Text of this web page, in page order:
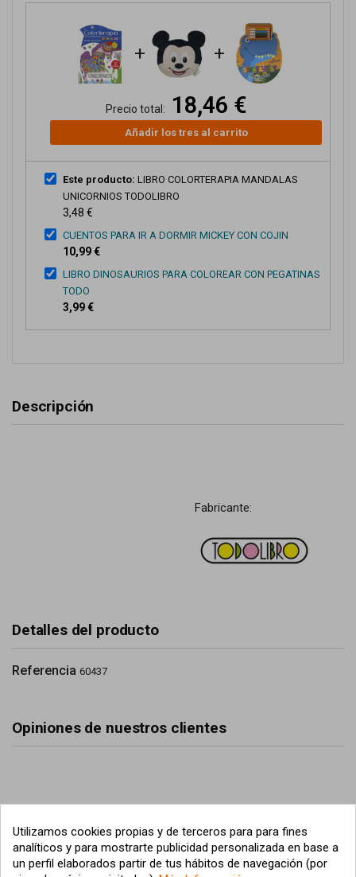
+ +
Precio total: 18,46 €
Añadir los tres al carrito
Este producto: LIBRO COLORTERAPIA MANDALAS
UNICORNIOS TODOLIBRO
3,48 €
CUENTOS PARA IR A DORMIR MICKEY CON COJIN
10,99 €
LIBRO DINOSAURIOS PARA COLOREAR CON PEGATINAS
TODO
3,99 €
Descripción
Fabricante:
Detalles del producto
Referencia 60437
Opiniones de nuestros clientes
Utilizamos cookies propias y de terceros para para fines
analíticos y para mostrarte publicidad personalizada en base a
un perfil elaborados partir de tus hábitos de navegación (por